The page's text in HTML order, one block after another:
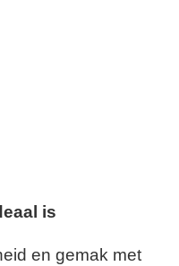
is
en gemak met